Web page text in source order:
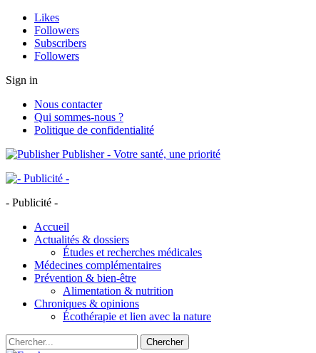
Likes
Followers
Subscribers
Followers
Sign in
Nous contacter
Qui sommes-nous ?
Politique de confidentialité
Publisher - Votre santé, une priorité
- Publicité -
Accueil
Actualités & dossiers
Études et recherches médicales
Médecines complémentaires
Prévention & bien-être
Alimentation & nutrition
Chroniques & opinions
Écothérapie et lien avec la nature